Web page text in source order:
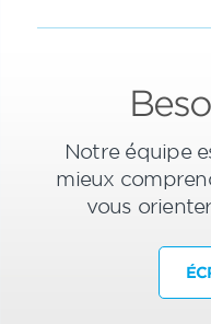
Notre équipe
mieux
vous